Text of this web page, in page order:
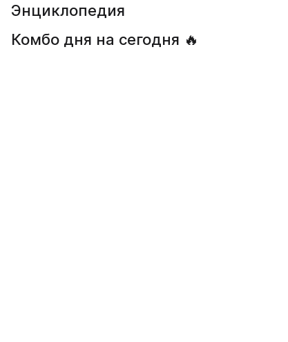
Энциклопедия
Комбо дня на сегодня 🔥